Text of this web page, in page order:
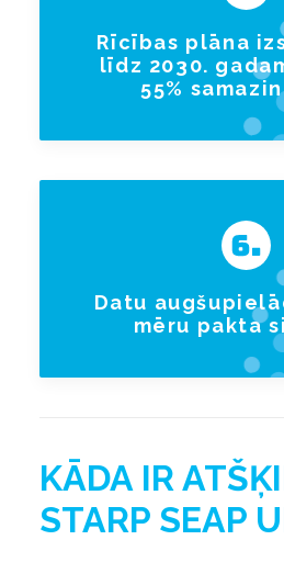
Rīcības plāna
līdz 2030.
55%
Datu
mēru pakta
KĀDA IR
STARP SEAP